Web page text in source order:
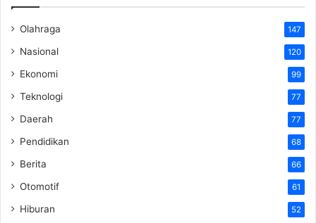
Olahraga 147
Nasional 120
Ekonomi 99
Teknologi 77
Daerah 77
Pendidikan 68
Berita 66
Otomotif 61
Hiburan 52